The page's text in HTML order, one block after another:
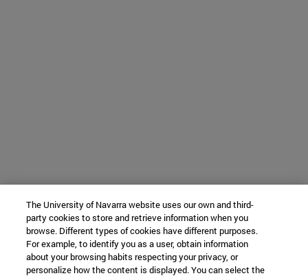
The University of Navarra website uses our own and third-
party cookies to store and retrieve information when you
browse. Different types of cookies have different purposes.
For example, to identify you as a user, obtain information
about your browsing habits respecting your privacy, or
personalize how the content is displayed. You can select the